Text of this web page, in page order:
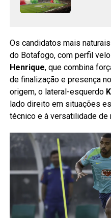
Os candidatos mais
do Botafogo, com perfil
Henrique, que combina
de finalização e presença
origem, o lateral-esquerdo
lado direito em situações
técnico e à versatilidade de